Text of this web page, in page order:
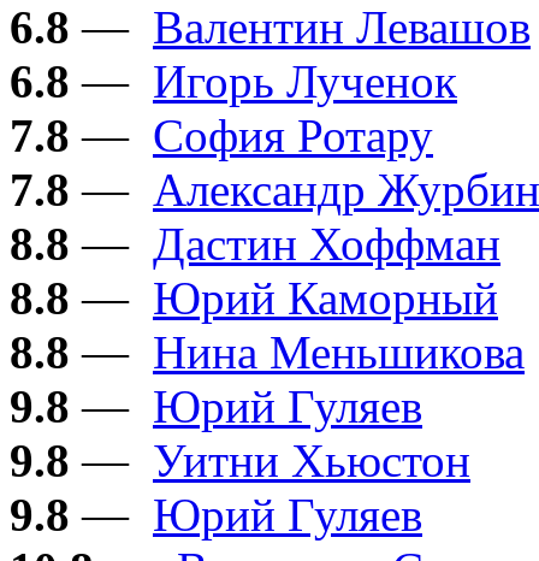
6.8 — Валентин Левашов
6.8 — Игорь Лученок
7.8 — София Ротару
7.8 — Александр Журбин
8.8 — Дастин Хоффман
8.8 — Юрий Каморный
8.8 — Нина Меньшикова
9.8 — Юрий Гуляев
9.8 — Уитни Хьюстон
9.8 — Юрий Гуляев